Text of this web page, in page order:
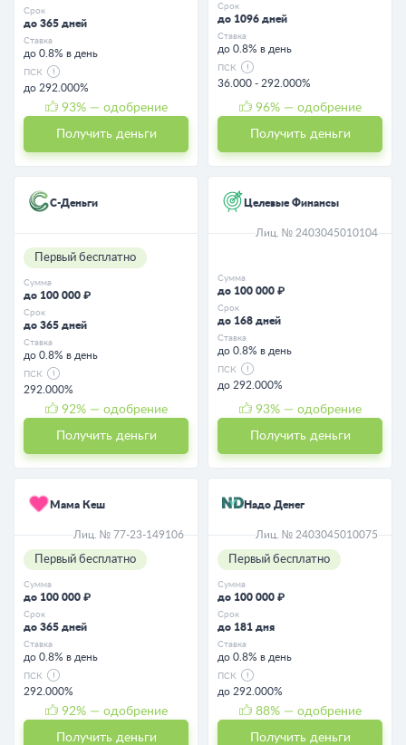
Срок
до 365 дней
Ставка
до 0.8% в день
ПСК
до 292.000%
93% — одобрение
Получить деньги
Срок
до 1096 дней
Ставка
до 0.8% в день
ПСК
36.000 - 292.000%
96% — одобрение
Получить деньги
С-Деньги
Первый бесплатно
Сумма
до 100 000 ₽
Срок
до 365 дней
Ставка
до 0.8% в день
ПСК
292.000%
92% — одобрение
Получить деньги
Целевые Финансы
Лиц. № 2403045010104
Сумма
до 100 000 ₽
Срок
до 168 дней
Ставка
до 0.8% в день
ПСК
до 292.000%
93% — одобрение
Получить деньги
Мама Кеш
Лиц. № 77-23-149106
Первый бесплатно
Сумма
до 100 000 ₽
Срок
до 365 дней
Ставка
до 0.8% в день
ПСК
292.000%
92% — одобрение
Получить деньги
Надо Денег
Лиц. № 2403045010075
Первый бесплатно
Сумма
до 100 000 ₽
Срок
до 181 дня
Ставка
до 0.8% в день
ПСК
до 292.000%
88% — одобрение
Получить деньги